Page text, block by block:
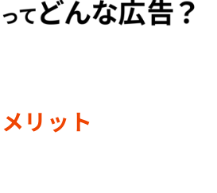
メリット